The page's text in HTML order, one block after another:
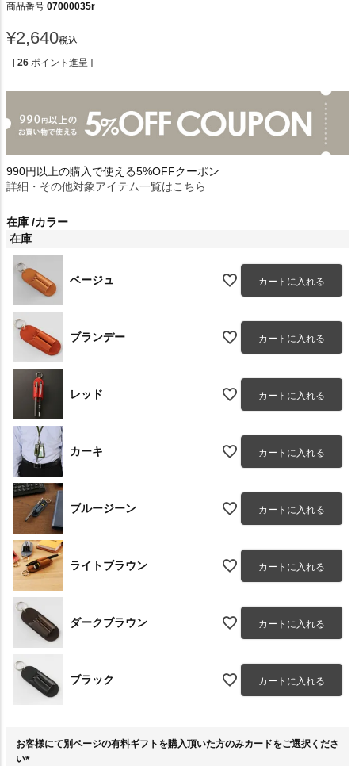
商品番号 07000035r
¥2,640税込
[ 26 ポイント進呈 ]
990円以上の購入で使える5%OFFクーポン
詳細・その他対象アイテム一覧はこちら
在庫 カラー
在庫
ベージュ カートに入れる
ブランデー カートに入れる
レッド カートに入れる
カーキ カートに入れる
ブルージーン カートに入れる
ライトブラウン カートに入れる
ダークブラウン カートに入れる
ブラック カートに入れる
お客様にて別ページの有料ギフトを購入頂いた方のみカードをご選択くださ
い